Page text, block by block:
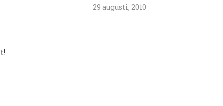
29 augusti, 2010